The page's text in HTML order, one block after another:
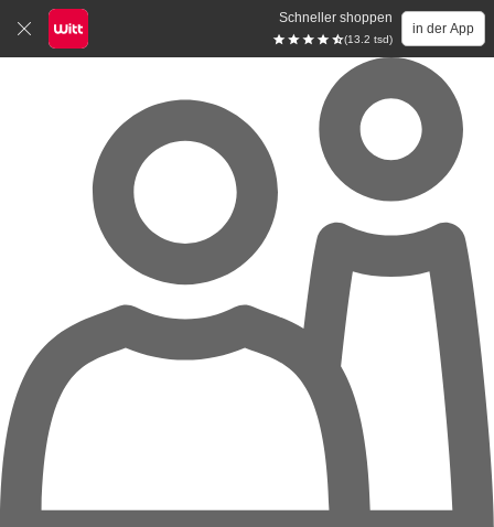
Schneller shoppen
(13.2 tsd)
in der App